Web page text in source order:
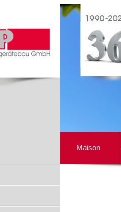
Maison